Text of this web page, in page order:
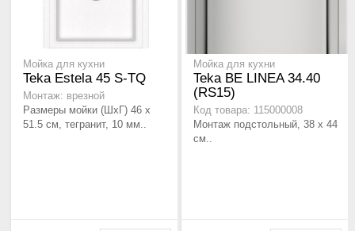
Мойка для кухни
Teka Estela 45 S-TQ
Монтаж: врезной
Размеры мойки (ШхГ) 46 x
51.5 см, тегранит, 10 мм..
Мойка для кухни
Teka BE LINEA 34.40
(RS15)
Код товара: 115000008
Монтаж подстольный, 38 х 44
см..